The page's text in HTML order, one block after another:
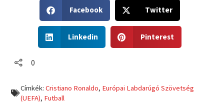
h
r
Facebook
h
Twitter
h
n
l
Linkedin
h
n
Pinterest
0
Címkék:Cristiano Ronaldo, Európai Labdarúgó Szövetség
(UEFA), Futball